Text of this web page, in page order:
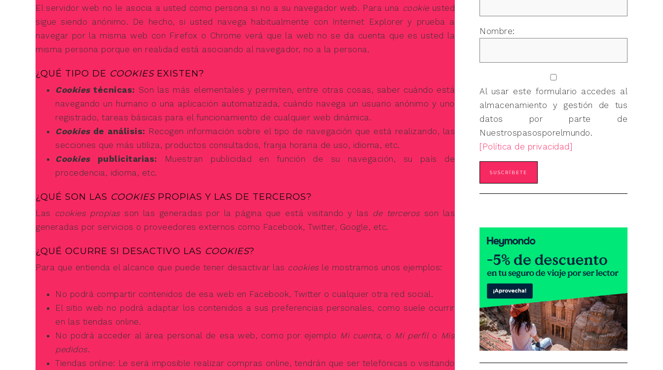
El servidor web no le asocia a usted como persona si no a su navegador web. Para una cookieusted
sigue siendo anónimo. De hecho, si usted navega habitualmente con Internet Explorer y prueba a
navegar por la misma web con Firefox o Chrome verá que la web no se da cuenta que es usted la
misma persona porque en realidad está asociando al navegador, no a la persona.
¿QUÉ TIPO DE COOKIESEXISTEN?
Cookiestécnicas: Son las más elementales y permiten, entre otras cosas, saber cuándo está
navegando un humano o una aplicación automatizada, cuándo navega un usuario anónimo y uno
registrado, tareas básicas para el funcionamiento de cualquier web dinámica.
Cookiesde análisis: Recogen información sobre el tipo de navegación que está realizando, las
secciones que más utiliza, productos consultados, franja horaria de uso, idioma, etc.
Cookiespublicitarias: Muestran publicidad en función de su navegación, su país de
procedencia, idioma, etc.
¿QUÉ SON LAS COOKIESPROPIAS Y LAS DE TERCEROS?
Las cookies propias son las generadas por la página que está visitando y las de terceros son las
generadas por servicios o proveedores externos como Facebook, Twitter, Google, etc.
¿QUÉ OCURRE SI DESACTIVO LAS COOKIES?
Para que entienda el alcance que puede tener desactivar las cookies le mostramos unos ejemplos:
No podrá compartir contenidos de esa web en Facebook, Twitter o cualquier otra red social.
El sitio web no podrá adaptar los contenidos a sus preferencias personales, como suele ocurrir
en las tiendas online.
No podrá acceder al área personal de esa web, como por ejemplo Mi cuenta, o Mi perfilo Mis
pedidos.
Tiendas online: Le será imposible realizar compras online, tendrán que ser telefónicas o visitando
Nombre:
Al usar este formulario accedes al
almacenamiento y gestión de tus
datos por parte de
Nuestrospasosporelmundo.
[Política de privacidad]